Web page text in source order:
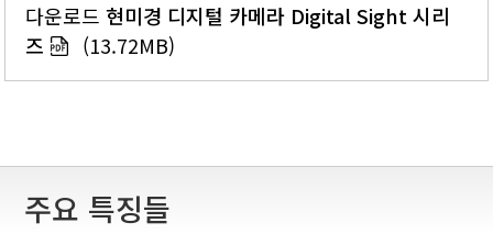
다운로드현미경 디지털 카메라 Digital Sight 시리
즈
(13.72MB)
주요 특징들